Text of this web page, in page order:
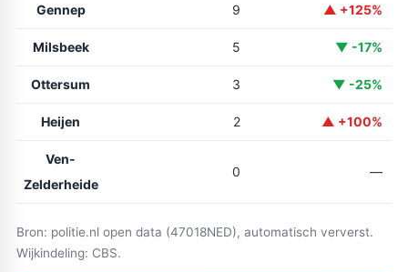
Gennep 9 ▲ +125%
Milsbeek 5 ▼ -17%
Ottersum 3 ▼ -25%
Heijen 2 ▲ +100%
Ven-
Zelderheide
0 —
Bron: politie.nl open data (47018NED), automatisch ververst.
Wijkindeling: CBS.